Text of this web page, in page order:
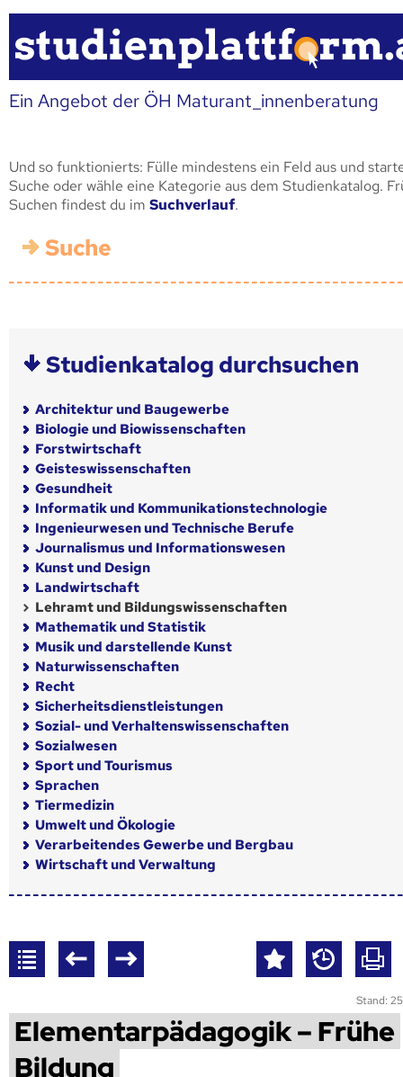
Ein Angebot der ÖH Maturant_innenberatung
Und so funktionierts: Fülle mindestens ein Feld aus und
Suche oder wähle eine Kategorie aus dem Studienkatalog.
Suchen findest du im Suchverlauf.
Suche
Studienkatalog durchsuchen
Architektur und Baugewerbe
Biologie und Biowissenschaften
Forstwirtschaft
Geisteswissenschaften
Gesundheit
Informatik und Kommunikationstechnologie
Ingenieurwesen und Technische Berufe
Journalismus und Informationswesen
Kunst und Design
Landwirtschaft
Lehramt und Bildungswissenschaften
Mathematik und Statistik
Musik und darstellende Kunst
Naturwissenschaften
Recht
Sicherheitsdienstleistungen
Sozial- und Verhaltenswissenschaften
Sozialwesen
Sport und Tourismus
Sprachen
Tiermedizin
Umwelt und Ökologie
Verarbeitendes Gewerbe und Bergbau
Wirtschaft und Verwaltung
Stand:
Elementarpädagogik – Frühe
Bildung